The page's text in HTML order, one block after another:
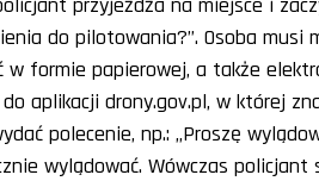
do pilotowania?”. Osoba musi
w formie papierowej, a także
aplikacji drony.gov.pl, w której
polecenie, np.: „Proszę
wylądować. Wówczas